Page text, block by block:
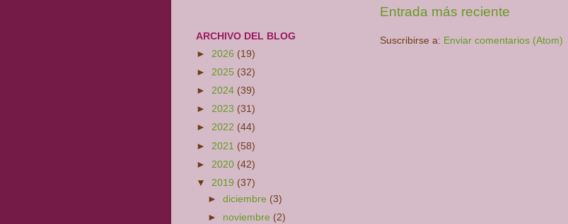
Entrada más reciente
Suscribirse a: Enviar comentarios (Atom)
ARCHIVO DEL BLOG
► 2026 (19)
► 2025 (32)
► 2024 (39)
► 2023 (31)
► 2022 (44)
► 2021 (58)
► 2020 (42)
▼ 2019 (37)
►diciembre (3)
► noviembre (2)